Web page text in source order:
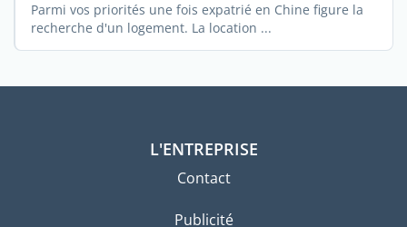
Parmi vos priorités une fois expatrié en Chine figure la
recherche d'un logement. La location ...
L'ENTREPRISE
Contact
Publicité